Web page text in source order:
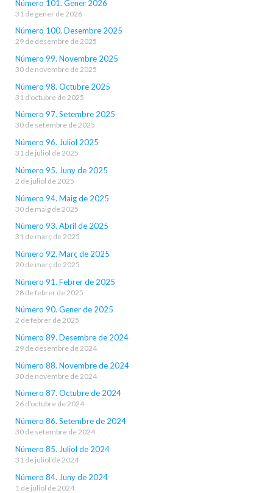
Número 101. Gener 2026
31 de gener de 2026
Número 100. Desembre 2025
29 de desembre de 2025
Número 99. Novembre 2025
30 de novembre de 2025
Número 98. Octubre 2025
31 d'octubre de 2025
Número 97. Setembre 2025
30 de setembre de 2025
Número 96. Juliol 2025
31 de juliol de 2025
Número 95. Juny de 2025
2 de juliol de 2025
Número 94. Maig de 2025
30 de maig de 2025
Número 93. Abril de 2025
31 de març de 2025
Número 92. Març de 2025
20 de març de 2025
Número 91. Febrer de 2025
28 de febrer de 2025
Número 90. Gener de 2025
2 de febrer de 2025
Número 89. Desembre de 2024
29 de desembre de 2024
Número 88. Novembre de 2024
30 de novembre de 2024
Número 87. Octubre de 2024
26 d'octubre de 2024
Número 86. Setembre de 2024
30 de setembre de 2024
Número 85. Juliol de 2024
31 de juliol de 2024
Número 84. Juny de 2024
1 de juliol de 2024